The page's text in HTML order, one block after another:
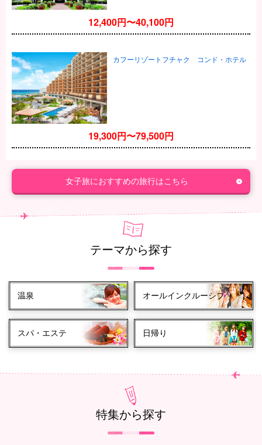
12,400円〜40,100円
カフーリゾートフチャク コンド・ホテル
19,300円〜79,500円
女子旅におすすめの旅行はこちら
テーマから探す
温泉 オールインクルーシブ
スパ・エステ 日帰り
特集から探す